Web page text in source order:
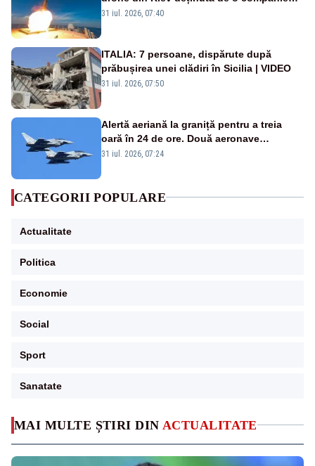
MAI MULTE ȘTIRI DIN ACTUALITATE
americană, distrusă de o rachetă
31 iul. 2026, 07:40
ITALIA: 7 persoane, dispărute după
prăbușirea unei clădiri în Sicilia | VIDEO
31 iul. 2026, 07:50
Alertă aeriană la graniță pentru a treia
oară în 24 de ore. Două aeronave
Eurofighter britanice au fost ridicate de la
31 iul. 2026, 07:24
CATEGORII POPULARE
Actualitate
Politica
Economie
Social
Sport
Sanatate